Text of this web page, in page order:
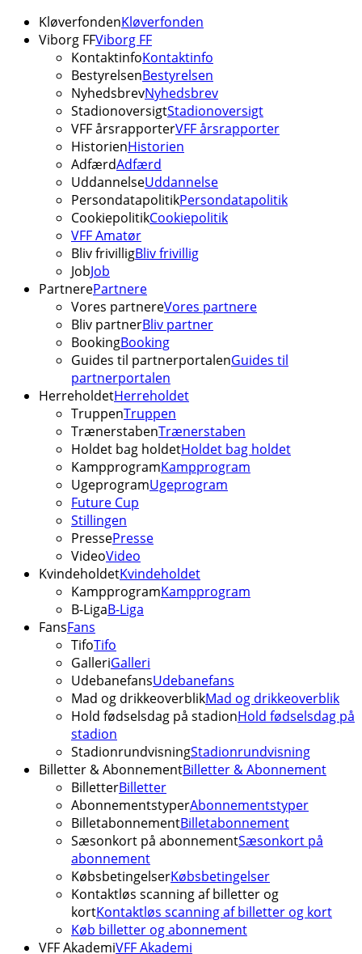
KløverfondenKløverfonden
Viborg FFViborg FF
KontaktinfoKontaktinfo
BestyrelsenBestyrelsen
NyhedsbrevNyhedsbrev
StadionoversigtStadionoversigt
VFF årsrapporterVFF årsrapporter
HistorienHistorien
AdfærdAdfærd
UddannelseUddannelse
PersondatapolitikPersondatapolitik
CookiepolitikCookiepolitik
VFF Amatør
Bliv frivilligBliv frivillig
JobJob
PartnerePartnere
Vores partnereVores partnere
Bliv partnerBliv partner
BookingBooking
Guides til partnerportalenGuides til
partnerportalen
HerreholdetHerreholdet
TruppenTruppen
TrænerstabenTrænerstaben
Holdet bag holdetHoldet bag holdet
KampprogramKampprogram
UgeprogramUgeprogram
Future Cup
Stillingen
PressePresse
VideoVideo
KvindeholdetKvindeholdet
KampprogramKampprogram
B-LigaB-Liga
FansFans
TifoTifo
GalleriGalleri
UdebanefansUdebanefans
Mad og drikkeoverblikMad og drikkeoverblik
Hold fødselsdag på stadionHold fødselsdag på
stadion
StadionrundvisningStadionrundvisning
Billetter & AbonnementBilletter & Abonnement
BilletterBilletter
AbonnementstyperAbonnementstyper
BilletabonnementBilletabonnement
Sæsonkort på abonnementSæsonkort på
abonnement
KøbsbetingelserKøbsbetingelser
Kontaktløs scanning af billetter og
kortKontaktløs scanning af billetter og kort
Køb billetter og abonnement
VFF AkademiVFF Akademi